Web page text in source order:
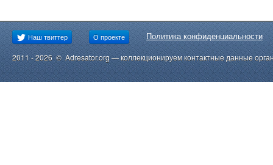
Наш твиттер О проекте Политика конфиденциальности
2011 - 2026 © Adresator.org — коллекционируем контактные данные